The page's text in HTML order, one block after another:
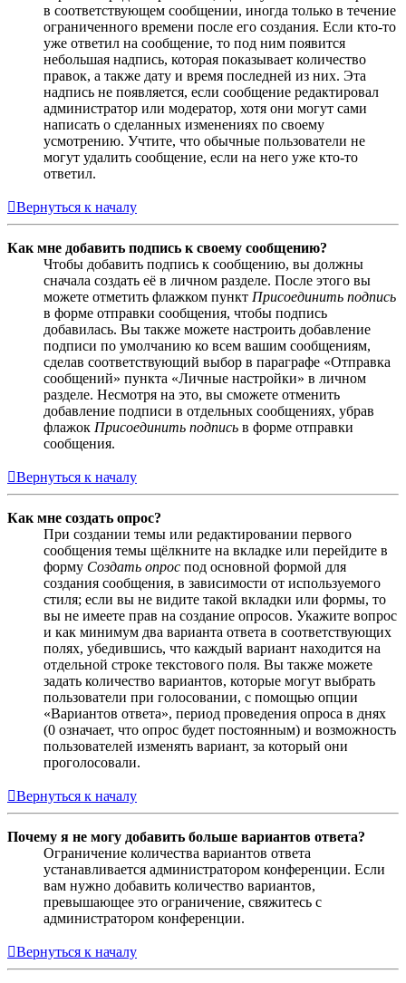
в соответствующем сообщении, иногда только в течение
ограниченного времени после его создания. Если кто-то
уже ответил на сообщение, то под ним появится
небольшая надпись, которая показывает количество
правок, а также дату и время последней из них. Эта
надпись не появляется, если сообщение редактировал
администратор или модератор, хотя они могут сами
написать о сделанных изменениях по своему
усмотрению. Учтите, что обычные пользователи не
могут удалить сообщение, если на него уже кто-то
ответил.
Вернуться к началу
Как мне добавить подпись к своему сообщению?
Чтобы добавить подпись к сообщению, вы должны
сначала создать её в личном разделе. После этого вы
можете отметить флажком пункт Присоединить подпись
в форме отправки сообщения, чтобы подпись
добавилась. Вы также можете настроить добавление
подписи по умолчанию ко всем вашим сообщениям,
сделав соответствующий выбор в параграфе «Отправка
сообщений» пункта «Личные настройки» в личном
разделе. Несмотря на это, вы сможете отменить
добавление подписи в отдельных сообщениях, убрав
флажок Присоединить подпись в форме отправки
сообщения.
Вернуться к началу
Как мне создать опрос?
При создании темы или редактировании первого
сообщения темы щёлкните на вкладке или перейдите в
форму Создать опрос под основной формой для
создания сообщения, в зависимости от используемого
стиля; если вы не видите такой вкладки или формы, то
вы не имеете прав на создание опросов. Укажите вопрос
и как минимум два варианта ответа в соответствующих
полях, убедившись, что каждый вариант находится на
отдельной строке текстового поля. Вы также можете
задать количество вариантов, которые могут выбрать
пользователи при голосовании, с помощью опции
«Вариантов ответа», период проведения опроса в днях
(0 означает, что опрос будет постоянным) и возможность
пользователей изменять вариант, за который они
проголосовали.
Вернуться к началу
Почему я не могу добавить больше вариантов ответа?
Ограничение количества вариантов ответа
устанавливается администратором конференции. Если
вам нужно добавить количество вариантов,
превышающее это ограничение, свяжитесь с
администратором конференции.
Вернуться к началу